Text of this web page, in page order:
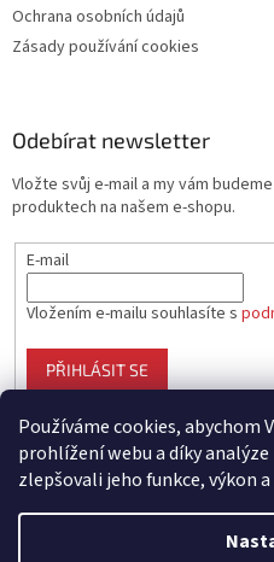
Používáme cookies, abychom
prohlížení webu a díky
zlepšovali jeho funkce, výkon
Ochrana osobních údajů
Zásady používání cookies
Odebírat newsletter
Vložte svůj e-mail a my vám
produktech na našem e-shopu.
E-mail
Vložením e-mailu souhlasíte s
PŘIHLÁSIT SE